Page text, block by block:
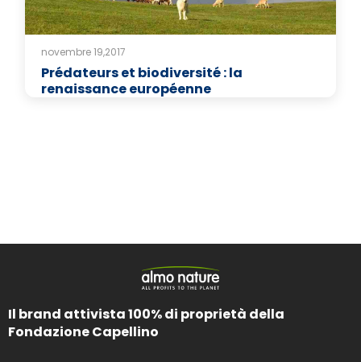
novembre 19,2017
Prédateurs et biodiversité : la
renaissance européenne
Il brand attivista 100% di proprietà della
Fondazione Capellino